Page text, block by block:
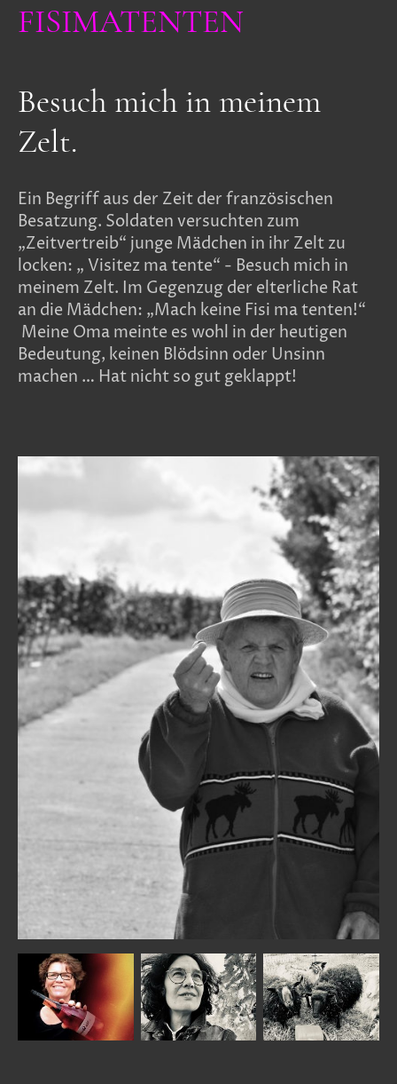
FISIMATENTEN
Besuch mich in meinem
Zelt.
Ein Begriff aus der Zeit der französischen
Besatzung. Soldaten versuchten zum
„Zeitvertreib“ junge Mädchen in ihr Zelt zu
locken: „ Visitez ma tente“ - Besuch mich in
meinem Zelt. Im Gegenzug der elterliche Rat
an die Mädchen: „Mach keine Fisi ma tenten!“
Meine Oma meinte es wohl in der heutigen
Bedeutung, keinen Blödsinn oder Unsinn
machen … Hat nicht so gut geklappt!